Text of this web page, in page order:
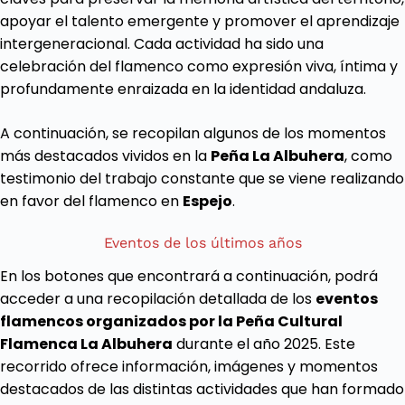
apoyar el talento emergente y promover el aprendizaje
intergeneracional. Cada actividad ha sido una
celebración del flamenco como expresión viva, íntima y
profundamente enraizada en la identidad andaluza.
A continuación, se recopilan algunos de los momentos
más destacados vividos en la Peña La Albuhera, como
testimonio del trabajo constante que se viene realizando
en favor del flamenco en Espejo.
Eventos de los últimos años
En los botones que encontrará a continuación, podrá
acceder a una recopilación detallada de los eventos
flamencos organizados por la Peña Cultural
Flamenca La Albuhera durante el año 2025. Este
recorrido ofrece información, imágenes y momentos
destacados de las distintas actividades que han formado